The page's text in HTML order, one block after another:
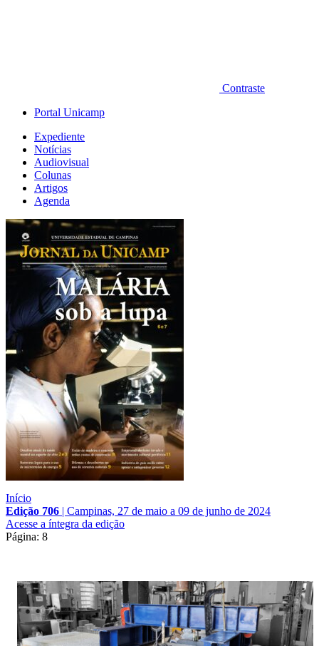
Contraste
Portal Unicamp
Expediente
Notícias
Audiovisual
Colunas
Artigos
Agenda
Início
Edição 706 | Campinas, 27 de maio a 09 de junho de 2024
Acesse a íntegra da edição
Página: 8